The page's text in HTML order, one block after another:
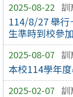
2025-08-22 訓
114/8/27 舉行
生準時到校參加
2025-08-07 訓
本校114學年
2025-02-07 訓